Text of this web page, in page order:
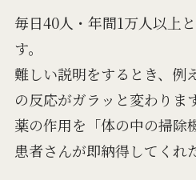
毎日40人・年間1万人以上
す。
難しい説明をするとき、例
の反応がガラッと変わります
薬の作用を「体の中の掃除
患者さんが即納得してくれ